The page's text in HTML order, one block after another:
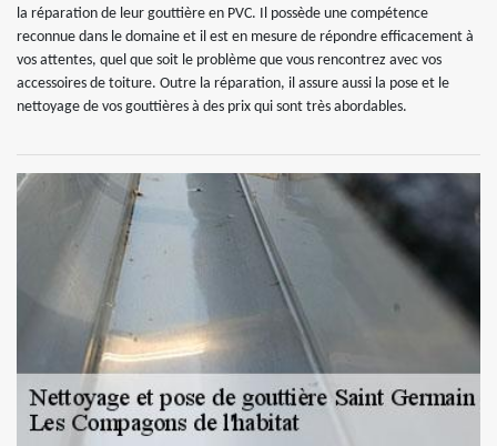
la réparation de leur gouttière en PVC. Il possède une compétence
reconnue dans le domaine et il est en mesure de répondre efficacement à
vos attentes, quel que soit le problème que vous rencontrez avec vos
accessoires de toiture. Outre la réparation, il assure aussi la pose et le
nettoyage de vos gouttières à des prix qui sont très abordables.